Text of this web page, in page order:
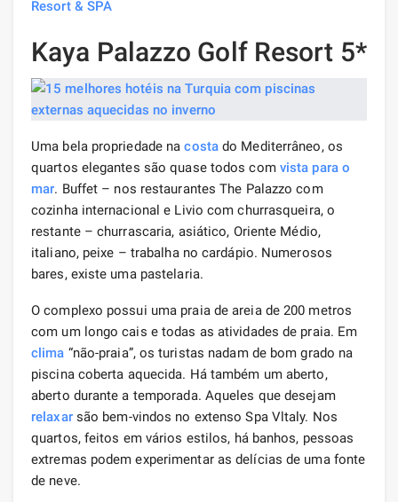
Resort & SPA
Kaya Palazzo Golf Resort 5*
Uma bela propriedade nacostado Mediterrâneo, os
quartos elegantes são quase todos com vista para o
mar. Buffet – nos restaurantes The Palazzo com
cozinha internacional e Livio com churrasqueira, o
restante – churrascaria, asiático, Oriente Médio,
italiano, peixe – trabalha no cardápio. Numerosos
bares, existe uma pastelaria.
O complexo possui uma praia de areia de 200 metros
com um longo cais e todas as atividades de praia. Em
clima “não-praia”, os turistas nadam de bom grado na
piscina coberta aquecida. Há também um aberto,
aberto durante a temporada. Aqueles que desejam
relaxarsão bem-vindos no extenso Spa Vltaly. Nos
quartos, feitos em vários estilos, há banhos, pessoas
extremas podem experimentar as delícias de uma fonte
de neve.